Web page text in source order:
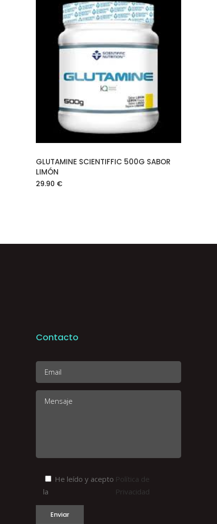
LEER MÁS
GLUTAMINE SCIENTIFFIC 500G SABOR
LIMÓN
29.90 €
Contacto
He leído y acepto
la
Política de
Privacidad